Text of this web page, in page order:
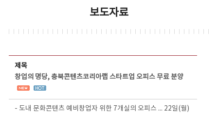
보도자료
제목
창업의 명당, 충북콘텐츠코리아랩 스타트업 오피스 무료 분양
- 도내 문화콘텐츠 예비창업자 위한 7개실의 오피스 ... 22일(월)